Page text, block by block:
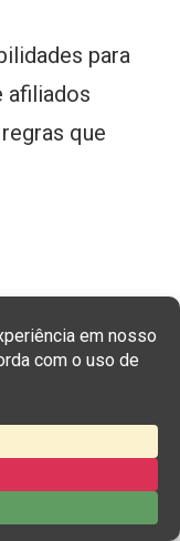
para
afiliados
que
add-on e
. Isso criará
painel do